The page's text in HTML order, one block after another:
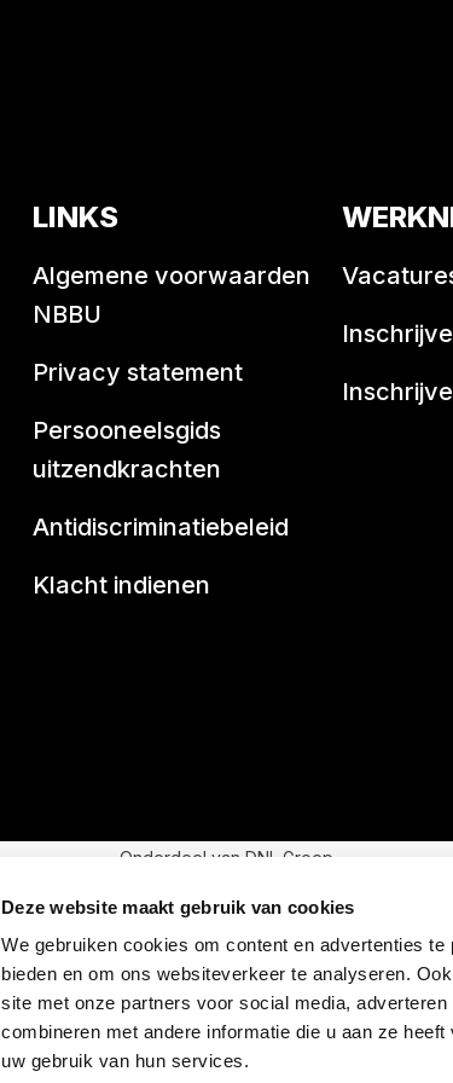
Deze website maakt gebruik van cookies
We gebruiken cookies om content en advertenties
bieden en om ons websiteverkeer te analyseren.
site met onze partners voor social media,
combineren met andere informatie die u aan ze
uw gebruik van hun services.
LINKS
Algemene voorwaarden
NBBU
Privacy statement
Persooneelsgids
uitzendkrachten
Antidiscriminatiebeleid
Klacht indienen
Onderdeel van DNL Groep